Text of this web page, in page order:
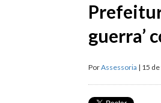
guerra’
PorAssessoria | 15